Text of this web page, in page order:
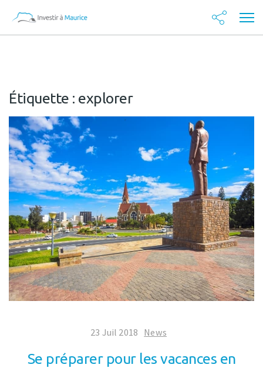
Étiquette : explorer
23 Juil 2018 News
Se préparer pour les vacances en